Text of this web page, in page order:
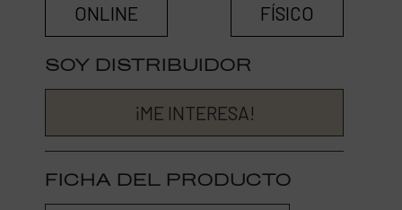
ONLINE FÍSICO
SOY DISTRIBUIDOR
¡ME INTERESA!
FICHA DEL PRODUCTO